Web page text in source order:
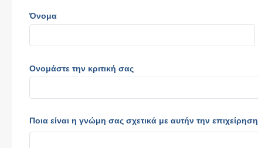
Όνομα
Ονομάστε την κριτική σας
Ποια είναι η γνώμη σας σχετικά με αυτήν την επιχείρηση